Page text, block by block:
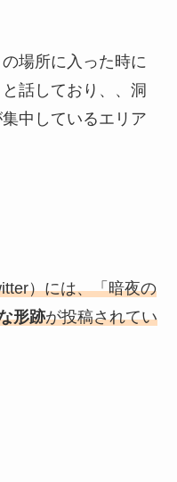
場所に入った時に
と話しており、、洞
中しているエリア
）には、「暗夜の
形跡が投稿されてい